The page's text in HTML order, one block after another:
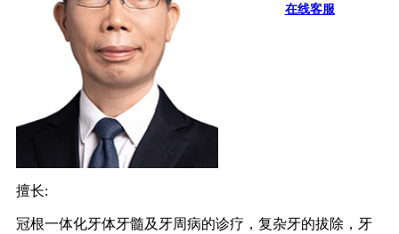
在线客服
擅长:
冠根一体化牙体牙髓及牙周病的诊疗，复杂牙的拔除，牙